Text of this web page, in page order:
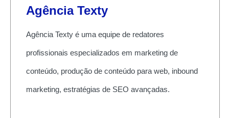
Agência Texty
Agência Texty é uma equipe de redatores
profissionais especializados em marketing de
conteúdo, produção de conteúdo para web, inbound
marketing, estratégias de SEO avançadas.